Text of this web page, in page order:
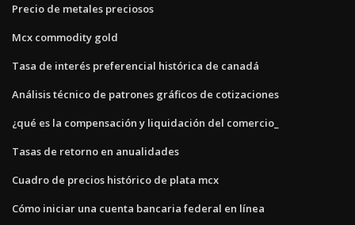
Precio de metales preciosos
Mcx commodity gold
Tasa de interés preferencial histórica de canadá
Análisis técnico de patrones gráficos de cotizaciones
¿qué es la compensación y liquidación del comercio_
Tasas de retorno en anualidades
Cuadro de precios histórico de plata mcx
Cómo iniciar una cuenta bancaria federal en línea